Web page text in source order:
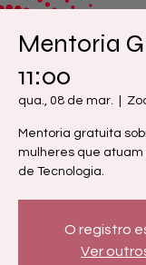
Mentoria
11:00
qua., 08 de mar.
Mentoria gratuita
mulheres que
de Tecnologia.
O registro
Ver